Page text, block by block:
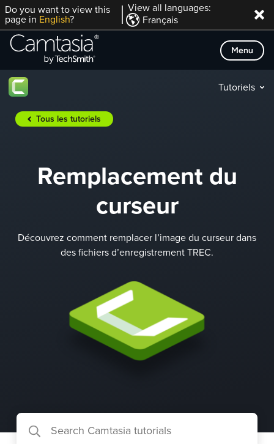
Passer
directement
contenu
Do you want to view this
page in English?
View all languages:
Français
Menu
Tutoriels
Tous les tutoriels
Remplacement du
curseur
Découvrez comment remplacer l’image du curseur dans
des fichiers d’enregistrement TREC.